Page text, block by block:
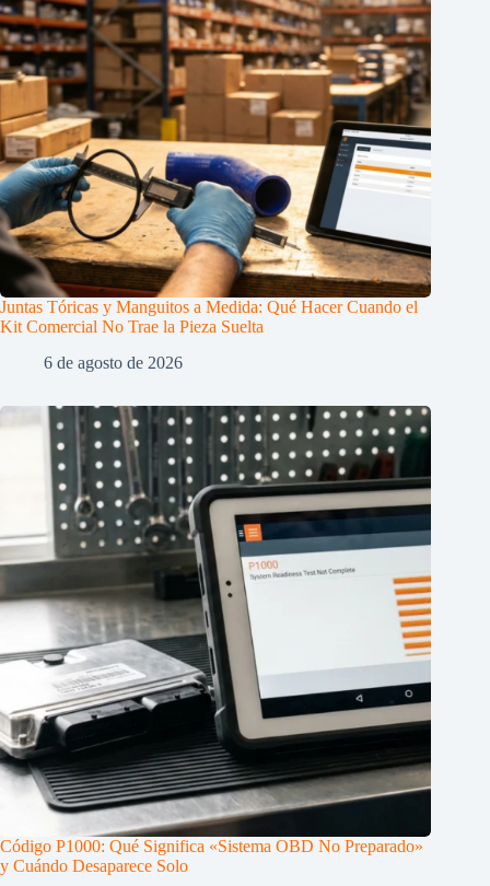
Juntas Tóricas y Manguitos a Medida: Qué Hacer Cuando el
Kit Comercial No Trae la Pieza Suelta
6 de agosto de 2026
Código P1000: Qué Significa «Sistema OBD No Preparado»
y Cuándo Desaparece Solo